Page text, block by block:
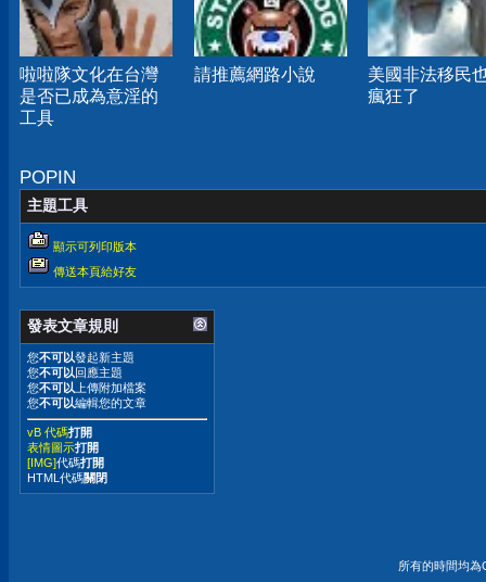
啦啦隊文化在台灣
是否已成為意淫的
工具
請推薦網路小說
美國非法移民
瘋狂了
POPIN
主題工具
顯示可列印版本
傳送本頁給好友
發表文章規則
您不可以發起新主題
您不可以 回應主題
您不可以 上傳附加檔案
您不可以編輯您的文章
vB 代碼打開
表情圖示打開
[IMG]代碼打開
HTML代碼關閉
所有的時間均為